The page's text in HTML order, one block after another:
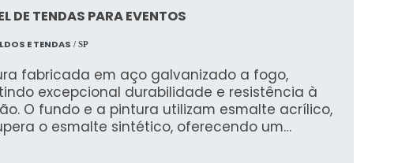
depoimentos positivos de clientes que
das nossas tendas.
elogiam nossa capacidade de inovação e
DE TENDAS PARA EVENTOS
E TENDAS / SP
fabricada em aço galvanizado a fogo,
excepcional durabilidade e resistência à
O fundo e a pintura utilizam esmalte acrílico,
o esmalte sintético, oferecendo um